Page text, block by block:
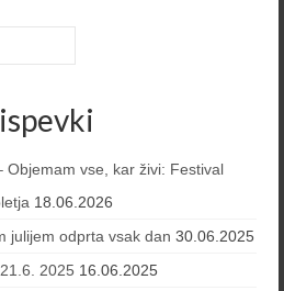
Objemam vse, kar živi: Festival
18.06.2026
julijem odprta vsak dan 30.06.2025
2025 16.06.2025